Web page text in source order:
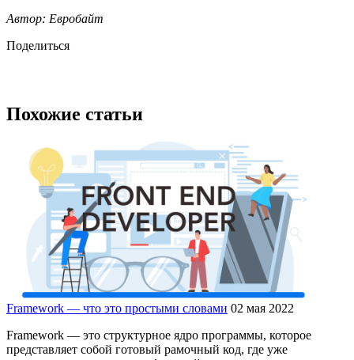
Автор: Евробайт
Поделиться
Похожие статьи
Framework — что это простыми словами 02 мая 2022
Framework — это структурное ядро программы, которое
представляет собой готовый рамочный код, где уже